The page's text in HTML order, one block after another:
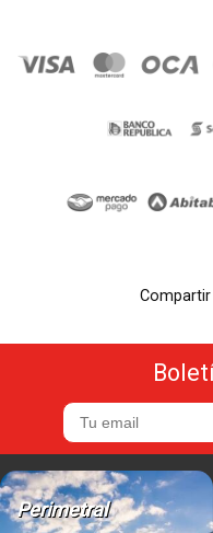
Compartir
Perimetral